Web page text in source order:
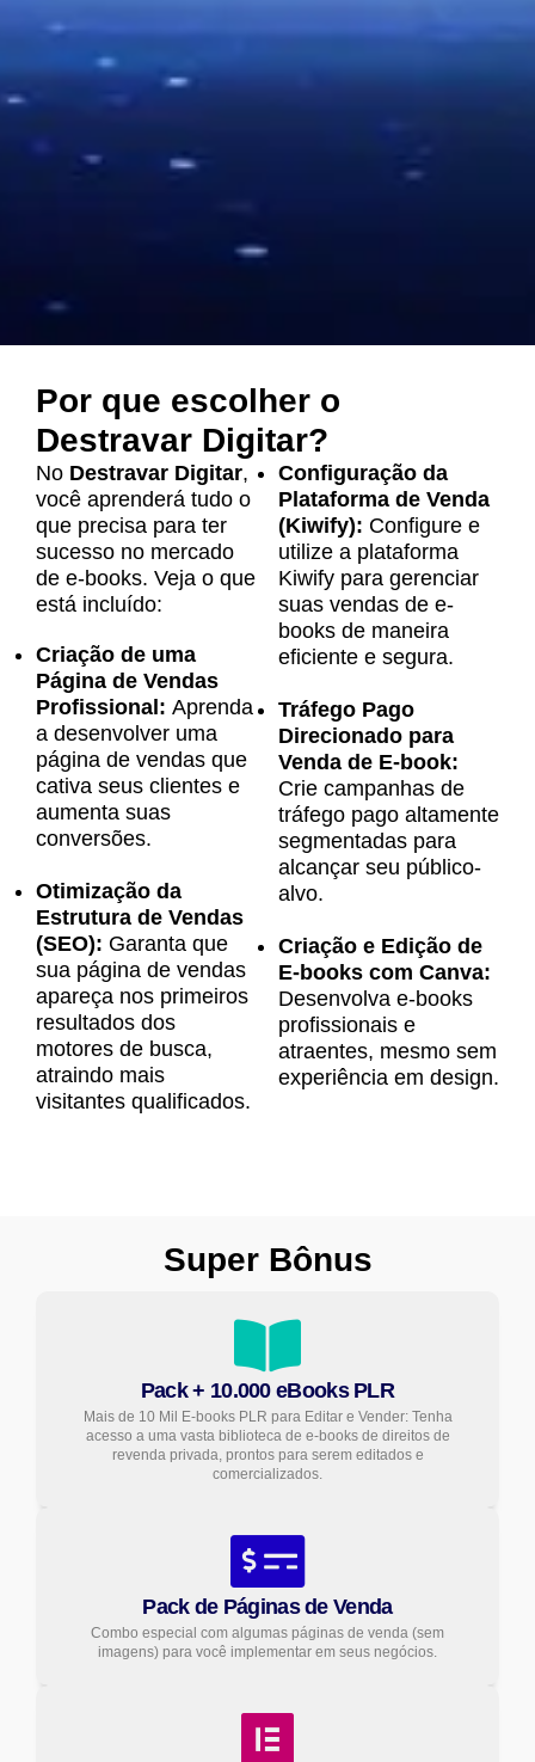
Por que escolher o
Destravar Digitar?
No Destravar Digitar,
você aprenderá tudo o
que precisa para ter
sucesso no mercado
de e-books. Veja o que
está incluído:
Criação de uma
Página de Vendas
Profissional: Aprenda
a desenvolver uma
página de vendas que
cativa seus clientes e
aumenta suas
conversões.
Otimização da
Estrutura de Vendas
(SEO): Garanta que
sua página de vendas
apareça nos primeiros
resultados dos
motores de busca,
atraindo mais
visitantes qualificados.
Configuração da
Plataforma de Venda
(Kiwify): Configure e
utilize a plataforma
Kiwify para gerenciar
suas vendas de e-
books de maneira
eficiente e segura.
Tráfego Pago
Direcionado para
Venda de E-book:
Crie campanhas de
tráfego pago altamente
segmentadas para
alcançar seu público-
alvo.
Criação e Edição de
E-books com Canva:
Desenvolva e-books
profissionais e
atraentes, mesmo sem
experiência em design.
Super Bônus
Pack + 10.000 eBooks PLR
Mais de 10 Mil E-books PLR para Editar e Vender: Tenha
acesso a uma vasta biblioteca de e-books de direitos de
revenda privada, prontos para serem editados e
comercializados.
Pack de Páginas de Venda
Combo especial com algumas páginas de venda (sem
imagens) para você implementar em seus negócios.